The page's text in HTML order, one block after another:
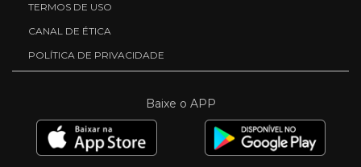
TERMOS DE USO
CANAL DE ÉTICA
POLÍTICA DE PRIVACIDADE
Baixe o APP